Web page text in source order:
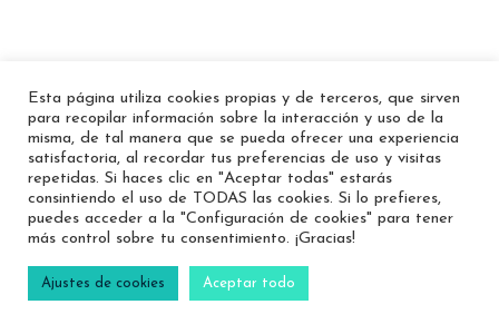
Esta página utiliza cookies propias y de terceros, que sirven
para recopilar información sobre la interacción y uso de la
misma, de tal manera que se pueda ofrecer una experiencia
satisfactoria, al recordar tus preferencias de uso y visitas
repetidas. Si haces clic en "Aceptar todas" estarás
consintiendo el uso de TODAS las cookies. Si lo prefieres,
puedes acceder a la "Configuración de cookies" para tener
más control sobre tu consentimiento. ¡Gracias!
Ajustes de cookies Aceptar todo